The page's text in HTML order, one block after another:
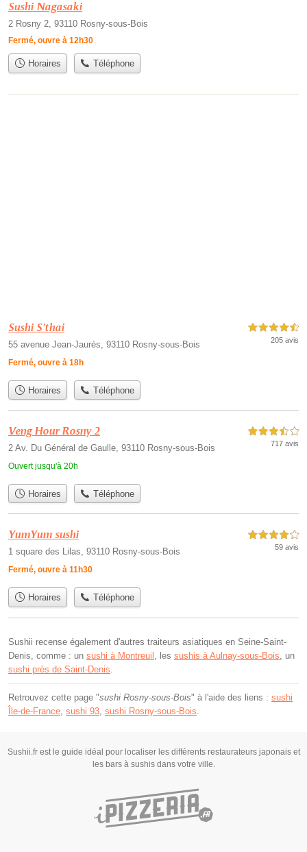
Sushi Nagasaki
2 Rosny 2, 93110 Rosny-sous-Bois
Fermé, ouvre à 12h30
Horaires Téléphone
Sushi S'thai
55 avenue Jean-Jaurès, 93110 Rosny-sous-Bois
Fermé, ouvre à 18h
4,5 étoiles sur 5
205 avis
Horaires Téléphone
Veng Hour Rosny 2
2 Av. Du Général de Gaulle, 93110 Rosny-sous-Bois
Ouvert jusqu'à 20h
3,5 étoiles sur 5
717 avis
Horaires Téléphone
YumYum sushi
1 square des Lilas, 93110 Rosny-sous-Bois
Fermé, ouvre à 11h30
4,0 étoiles sur 5
59 avis
Horaires Téléphone
Sushii recense également d'autres traiteurs asiatiques en Seine-Saint-
Denis, comme : un sushi à Montreuil , les sushis à Aulnay-sous-Bois , un
sushi près de Saint-Denis
Retrouvez cette page "sushi Rosny-sous-Bois" à l'aide des liens : sushi
Île-de-France sushi 93 sushi Rosny-sous-Bois
Sushii.fr est le guide idéal pour localiser les différents restaurateurs japonais et
les bars à sushis dans votre ville.